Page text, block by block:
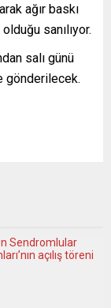
ağır baskı
sanılıyor.
salı günü
gönderilecek.